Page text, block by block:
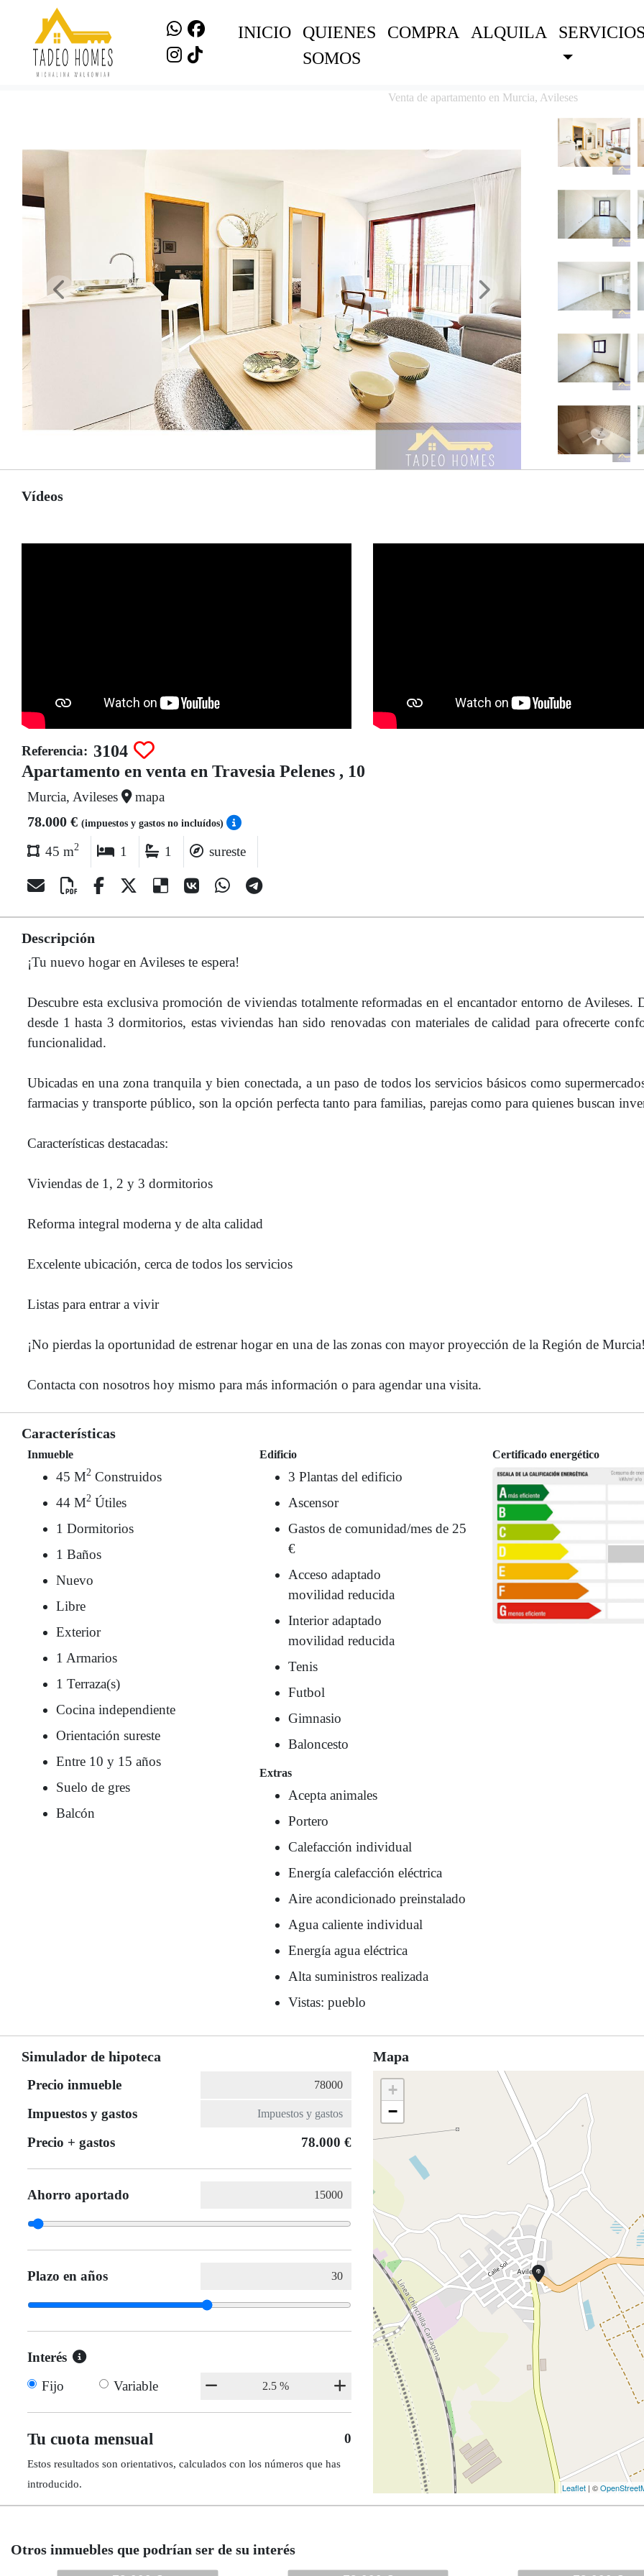
INICIO
QUIENES
SOMOS
COMPRA ALQUILA
Venta de apartamento en Murcia, Avileses
Vídeos
Referencia: 3104
Apartamento en venta en Travesia Pelenes , 10
Murcia, Avileses mapa
78.000 € (impuestos y gastos no incluídos)
45 m2 1 1 sureste
Descripción
¡Tu nuevo hogar en Avileses te espera!
Descubre esta exclusiva promoción de viviendas totalmente reformadas en el encantador entorno de Avileses.
desde 1 hasta 3 dormitorios, estas viviendas han sido renovadas con materiales de calidad para ofrecerte
funcionalidad.
Ubicadas en una zona tranquila y bien conectada, a un paso de todos los servicios básicos como
farmacias y transporte público, son la opción perfecta tanto para familias, parejas como para quienes buscan
Características destacadas:
Viviendas de 1, 2 y 3 dormitorios
Reforma integral moderna y de alta calidad
Excelente ubicación, cerca de todos los servicios
Listas para entrar a vivir
¡No pierdas la oportunidad de estrenar hogar en una de las zonas con mayor proyección de la Región de
Contacta con nosotros hoy mismo para más información o para agendar una visita.
Características
Inmueble
45 M2 Construidos
44 M2 Útiles
1 Dormitorios
1 Baños
Nuevo
Libre
Exterior
1 Armarios
1 Terraza(s)
Cocina independiente
Orientación sureste
Entre 10 y 15 años
Suelo de gres
Balcón
Edificio
3 Plantas del edificio
Ascensor
Gastos de comunidad/mes de 25
€
Acceso adaptado
movilidad reducida
Interior adaptado
movilidad reducida
Tenis
Futbol
Gimnasio
Baloncesto
Extras
Acepta animales
Portero
Calefacción individual
Energía calefacción eléctrica
Aire acondicionado preinstalado
Agua caliente individual
Energía agua eléctrica
Alta suministros realizada
Vistas: pueblo
Certificado energético
Simulador de hipoteca
Precio inmueble
Impuestos y gastos
Precio + gastos
78.000 €
Ahorro aportado
Plazo en años
Interés
Fijo
Variable
Tu cuota mensual 0
Estos resultados son orientativos, calculados con los números que has
introducido.
Mapa
+
−
Leaflet | ©
Otros inmuebles que podrían ser de su interés